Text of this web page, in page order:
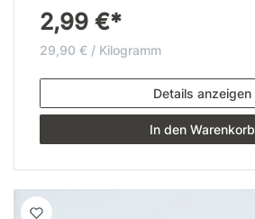
2,99 €*
29,90 € / Kilogramm
Details anzeigen
In den Warenkorb